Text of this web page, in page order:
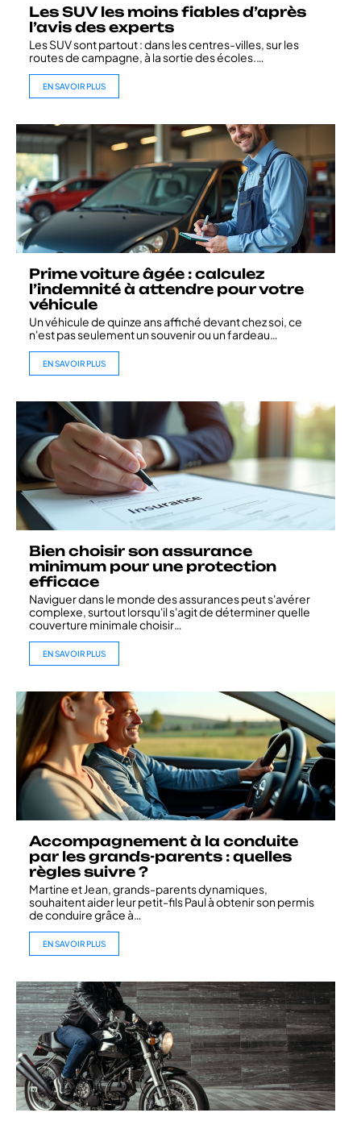
Les SUV les moins fiables d’après
l’avis des experts
Les SUV sont partout : dans les centres-villes, sur les
routes de campagne, à la sortie des écoles.
EN SAVOIR PLUS
Prime voiture âgée : calculez
l’indemnité à attendre pour votre
véhicule
Un véhicule de quinze ans affiché devant chez soi, ce
n'est pas seulement un souvenir ou un fardeau
EN SAVOIR PLUS
Bien choisir son assurance
minimum pour une protection
efficace
Naviguer dans le monde des assurances peut s'avérer
complexe, surtout lorsqu'il s'agit de déterminer quelle
couverture minimale choisir
EN SAVOIR PLUS
Accompagnement à la conduite
par les grands-parents : quelles
règles suivre ?
Martine et Jean, grands-parents dynamiques,
souhaitent aider leur petit-fils Paul à obtenir son permis
de conduire grâce à
EN SAVOIR PLUS